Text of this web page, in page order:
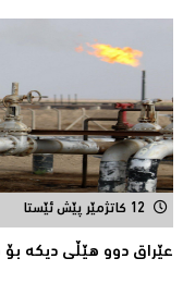
12 کاتژمێر پێش ئێستا
عێراق دوو هێڵى دیکە بۆ